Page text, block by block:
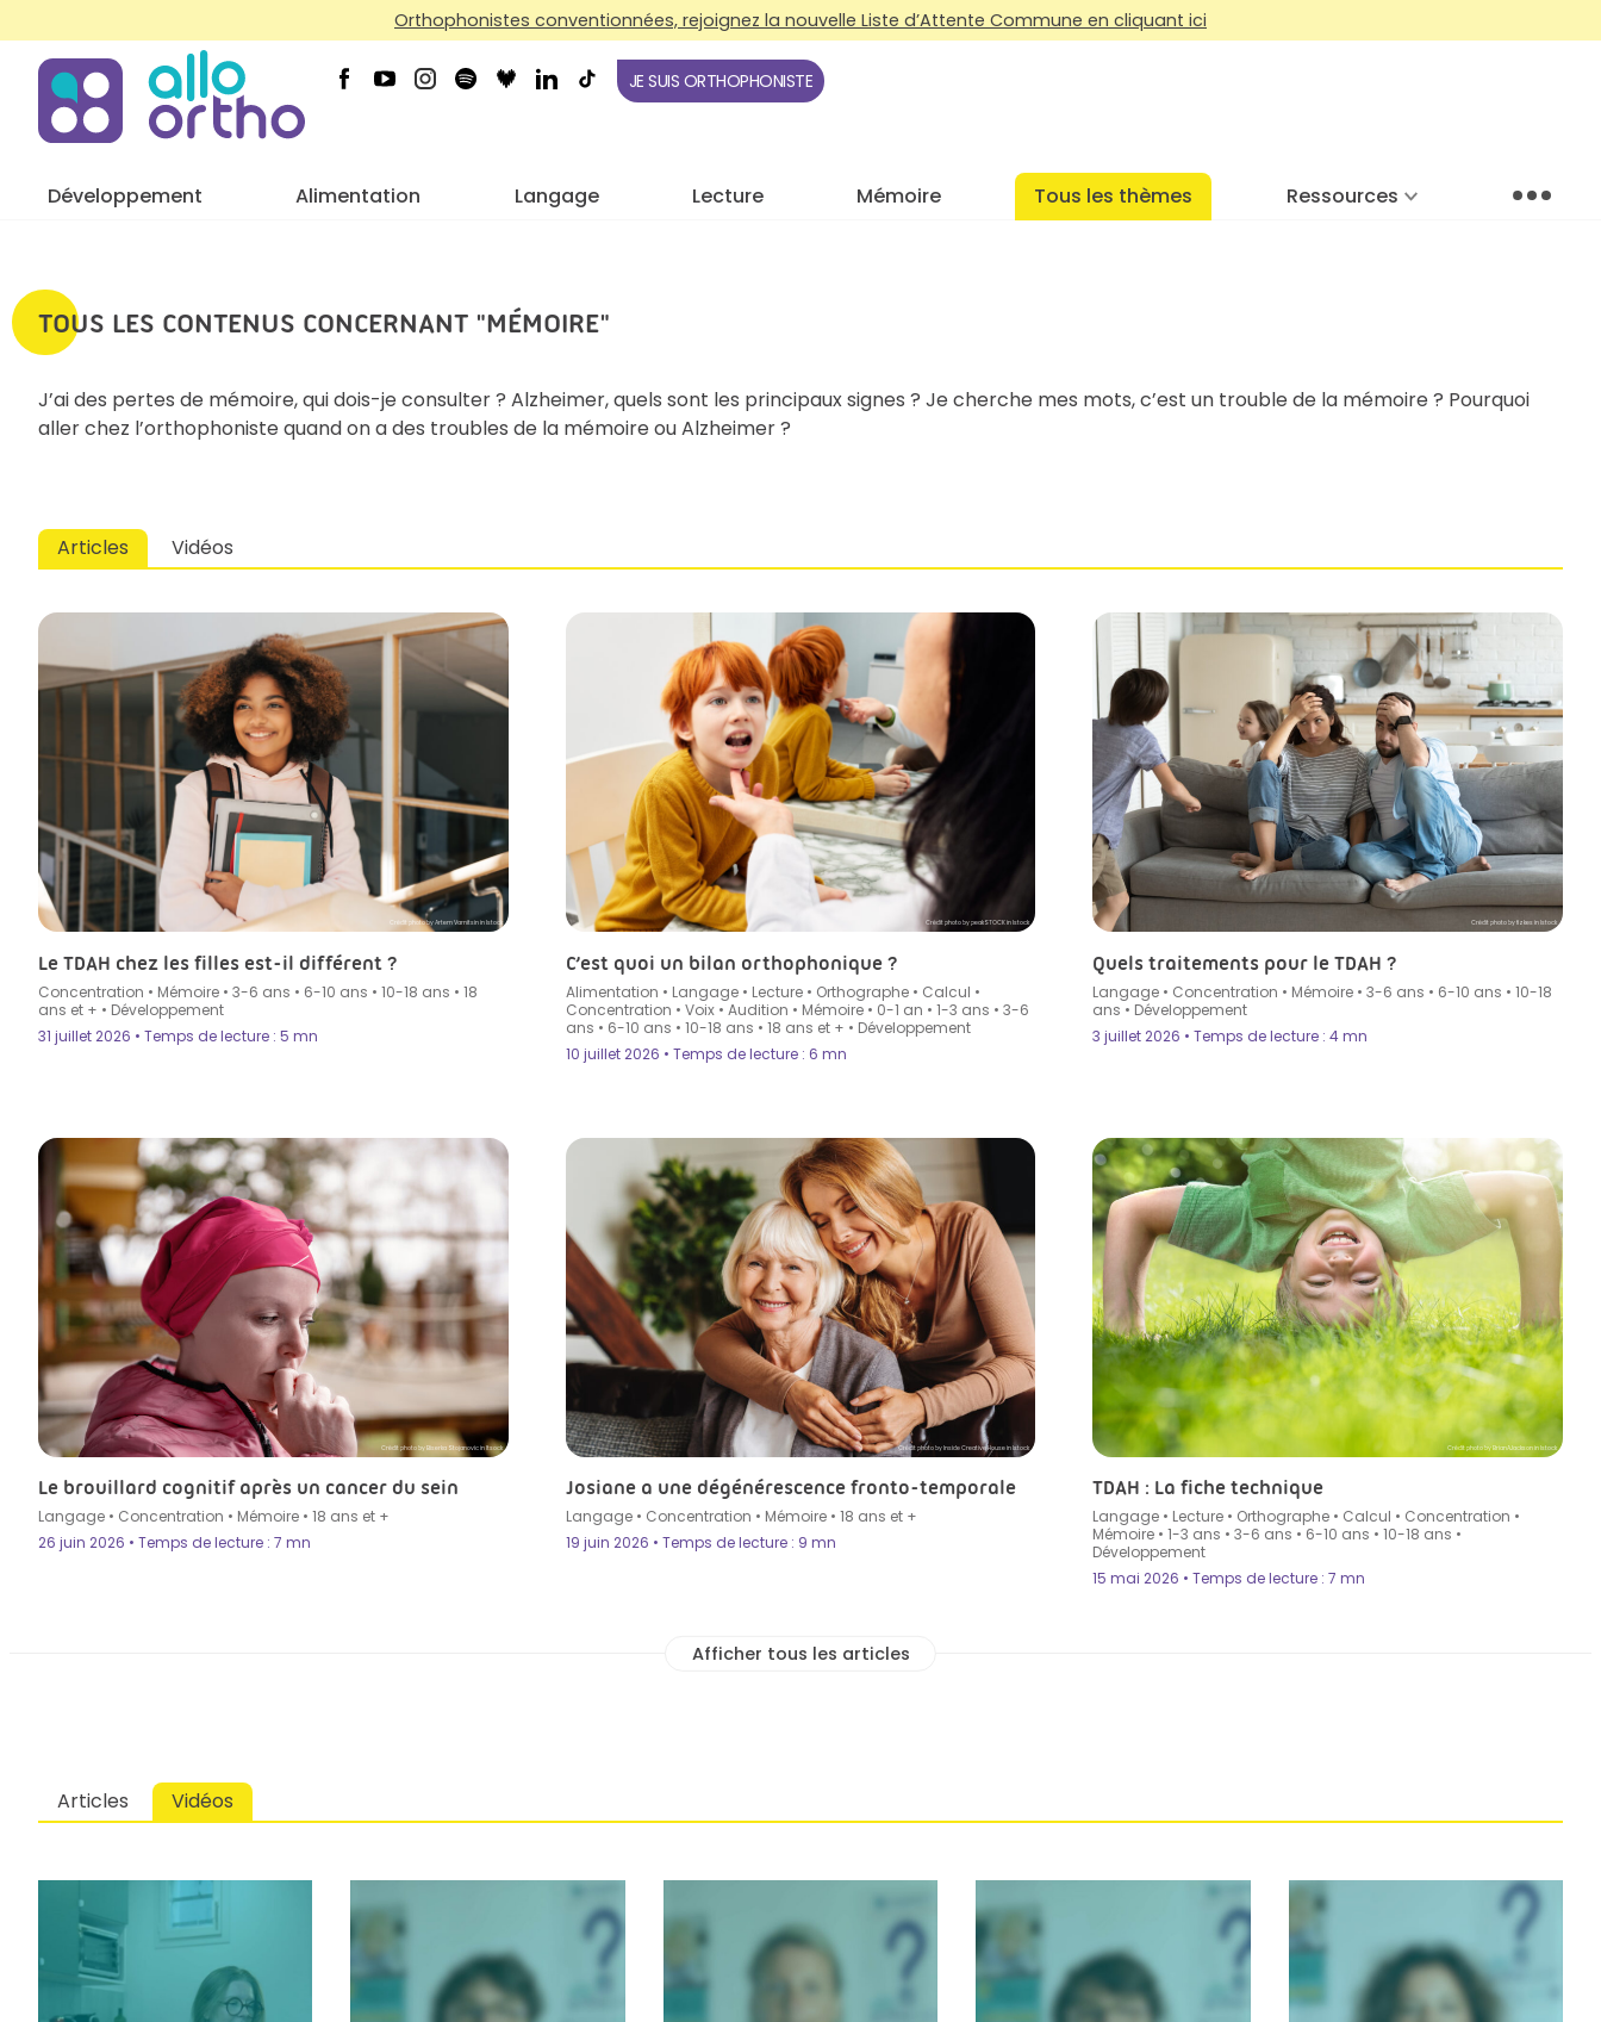
Orthophonistes conventionnées, rejoignez la nouvelle Liste d’Attente Commune en cliquant ici
JE SUIS ORTHOPHONISTE
Développement Alimentation Langage Lecture Mémoire Tous les thèmes Ressources Menu
TOUS LES CONTENUS CONCERNANT "MÉMOIRE"
J’ai des pertes de mémoire, qui dois-je consulter ? Alzheimer, quels sont les principaux signes ? Je cherche mes mots, c’est un trouble de la mémoire ? Pourquoi
aller chez l’orthophoniste quand on a des troubles de la mémoire ou Alzheimer ?
Articles Vidéos
Crédit photo by Artem Varnitsin in Istock
Le TDAH chez les filles est-il différent ?
Concentration • Mémoire • 3-6 ans • 6-10 ans • 10-18 ans • 18
ans et + • Développement
31 juillet 2026 • Temps de lecture : 5 mn
Crédit photo by peakSTOCK in Istock
C’est quoi un bilan orthophonique ?
Alimentation • Langage• Lecture• Orthographe• Calcul •
Concentration • Voix• Audition • Mémoire• 0-1 an • 1-3 ans • 3-6
ans • 6-10 ans • 10-18 ans • 18 ans et + • Développement
10 juillet 2026 • Temps de lecture : 6 mn
Crédit photo by fizkes in Istock
Quels traitements pour le TDAH ?
Langage • Concentration • Mémoire •3-6 ans • 6-10 ans •10-18
ans • Développement
3 juillet 2026 • Temps de lecture : 4 mn
Crédit photo by Biserka Stojanovic in Itsock
Le brouillard cognitif après un cancer du sein
Langage • Concentration • Mémoire • 18 ans et +
26 juin 2026 • Temps de lecture : 7 mn
Crédit photo by Inside Creative House in Istock
Josiane a une dégénérescence fronto-temporale
Langage• Concentration • Mémoire• 18 ans et +
19 juin 2026 • Temps de lecture : 9 mn
Crédit photo by BrianAJackson in Istock
TDAH : La fiche technique
Langage • Lecture • Orthographe • Calcul • Concentration •
Mémoire •1-3 ans •3-6 ans • 6-10 ans •10-18 ans •
Développement
15 mai 2026 • Temps de lecture : 7 mn
Articles Vidéos